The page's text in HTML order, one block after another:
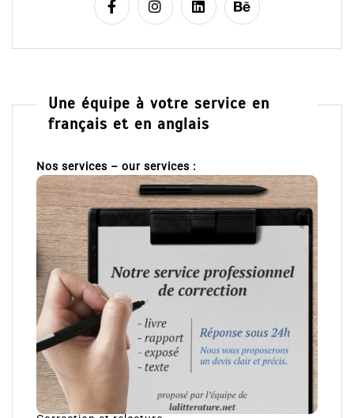
Une équipe à votre service en
français et en anglais
Nos services – our services :